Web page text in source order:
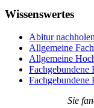
Wissenswertes
Abitur
Allgemeine
Allgemeine
Fachgebundene
Fachgebundene
Sie